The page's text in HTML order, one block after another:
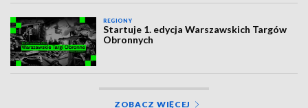
REGIONY
Startuje 1. edycja Warszawskich Targów
Obronnych
ZOBACZ WIĘCEJ